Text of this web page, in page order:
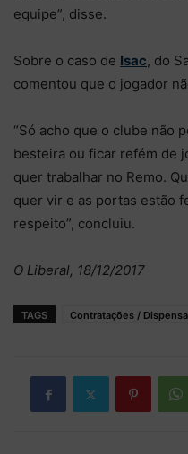
equipe”, disse.
Sobre o caso de Isac, do
comentou que o jogador
“Só acho que o clube não
besteira ou ficar refém de
quer trabalhar no Remo.
quer vir e as portas estão
respeito”, concluiu.
O Liberal, 18/12/2017
TAGS Contratações /